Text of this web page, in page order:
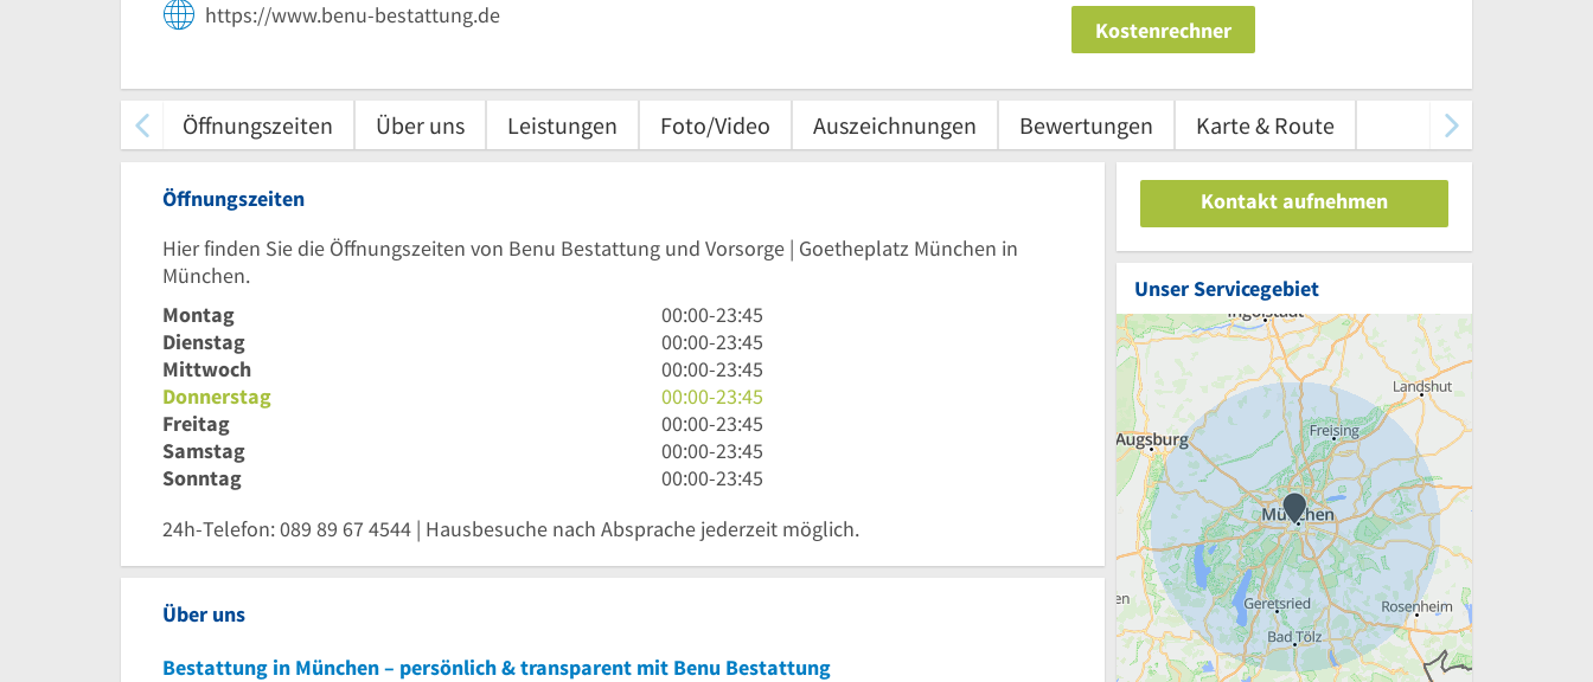
https://www.benu-bestattung.de
Kostenrechner
Öffnungszeiten Über uns Leistungen Foto/Video Auszeichnungen Bewertungen Karte & Route
Öffnungszeiten
Hier finden Sie die Öffnungszeiten von Benu Bestattung und Vorsorge | Goetheplatz München in
München.
Montag
0
Uhr
bis
23
Uhr
45
00:00-23:45
Dienstag
0
Uhr
bis
23
Uhr
45
00:00-23:45
Mittwoch
0
Uhr
bis
23
Uhr
00:00-23:45
Donnerstag
0
Uhr
bis
23
45
00:00-23:45
Freitag
0
Uhr
bis
Uhr
00:00-23:45
Samstag
0
Uhr
23
00:00-23:45
Sonntag
0
bis
00:00-23:45
24h-Telefon: 089 89 67 4544 | Hausbesuche nach Absprache jederzeit möglich.
Über uns
Bestattung in München – persönlich & transparent mit Benu Bestattung
Kontakt aufnehmen
Unser Servicegebiet